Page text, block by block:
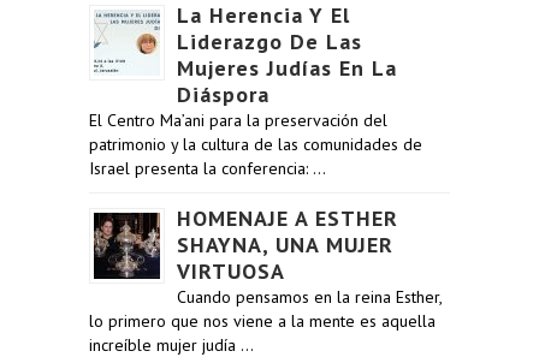
La Herencia Y El
Liderazgo De Las
Mujeres Judías En La
Diáspora
El Centro Ma’ani para la preservación del
patrimonio y la cultura de las comunidades de
Israel presenta la conferencia: …
HOMENAJE A ESTHER
SHAYNA, UNA MUJER
VIRTUOSA
Cuando pensamos en la reina Esther,
lo primero que nos viene a la mente es aquella
increíble mujer judía …